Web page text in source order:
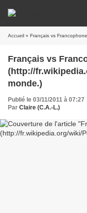
Accueil » Français vs Francophone
Français vs
(http://
monde.)
Publié le 03/11/2011 à 07:27
Par Claire (C.A.-L.)